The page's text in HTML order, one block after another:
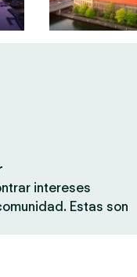
intereses
Estas son